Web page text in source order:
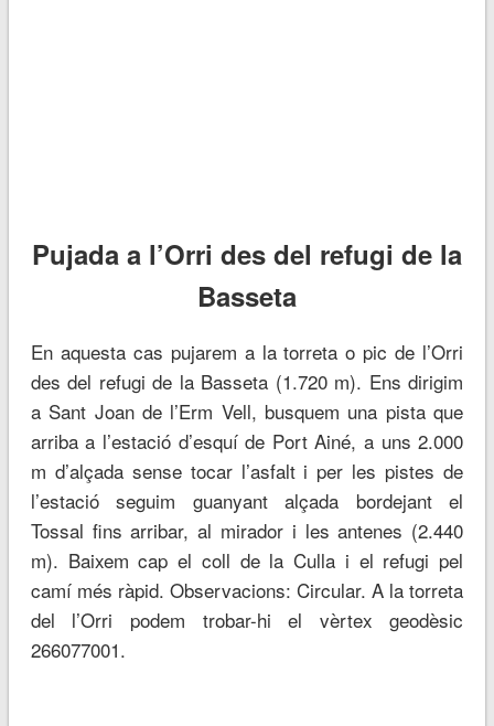
Pujada a l’Orri des del refugi de la
Basseta
En aquesta cas pujarem a la torreta o pic de l’Orri
des del refugi de la Basseta (1.720 m). Ens dirigim
a Sant Joan de l’Erm Vell, busquem una pista que
arriba a l’estació d’esquí de Port Ainé, a uns 2.000
m d’alçada sense tocar l’asfalt i per les pistes de
l’estació seguim guanyant alçada bordejant el
Tossal fins arribar, al mirador i les antenes (2.440
m). Baixem cap el coll de la Culla i el refugi pel
camí més ràpid. Observacions: Circular. A la torreta
del l’Orri podem trobar-hi el vèrtex geodèsic
266077001.